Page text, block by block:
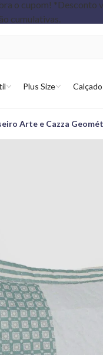
Plus Size
Arte e Cazza